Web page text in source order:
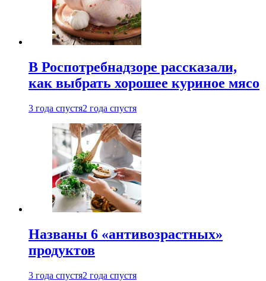
В Роспотребнадзоре рассказали,
как выбрать хорошее куриное мясо
3 года спустя2 года спустя
Названы 6 «антивозрастных»
продуктов
3 года спустя2 года спустя